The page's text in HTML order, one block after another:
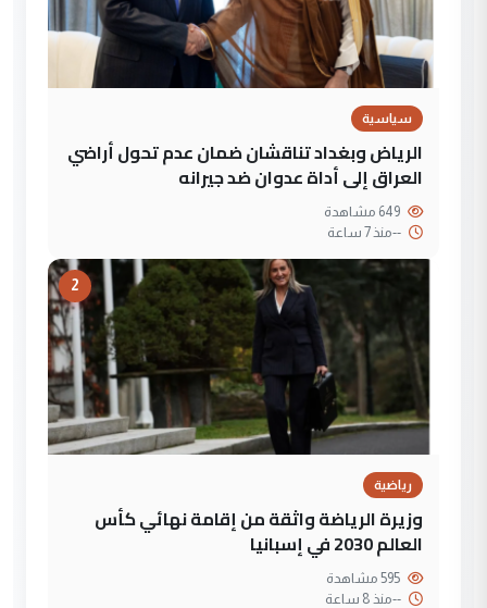
سياسية
الرياض وبغداد تناقشان ضمان عدم تحول أراضي
العراق إلى أداة عدوان ضد جيرانه
--منذ 7 ساعة
2
رياضية
وزيرة الرياضة واثقة من إقامة نهائي كأس
العالم 2030 في إسبانيا
--منذ 8 ساعة